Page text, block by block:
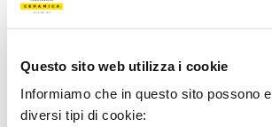
Questo sito web utilizza i cookie
Informiamo che in questo sito possono
diversi tipi di cookie:
155794 | MK.KUNI 30TS
Collection
00642